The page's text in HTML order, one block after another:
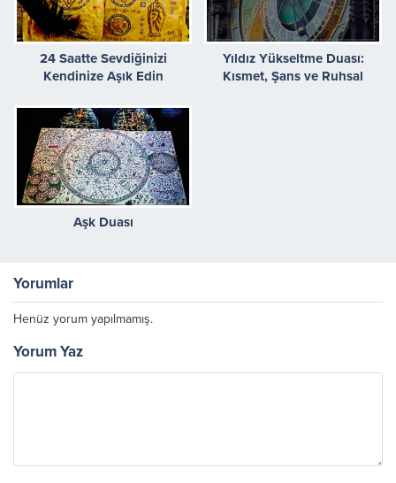
24 Saatte Sevdiğinizi
Kendinize Aşık Edin
Yıldız Yükseltme Duası:
Kısmet, Şans ve Ruhsal
Aşk Duası
Yorumlar
Henüz yorum yapılmamış.
Yorum Yaz